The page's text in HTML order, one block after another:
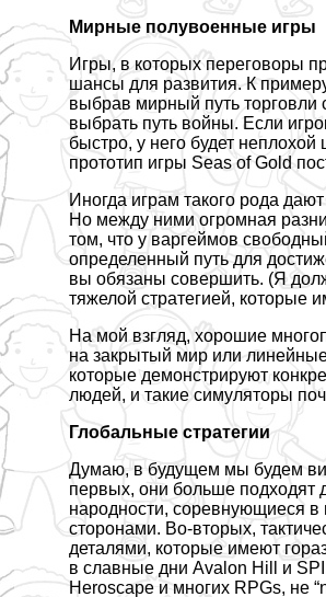
Мирные полувоенные игры
Игры, в которых переговоры
шансы для развития. К
выбрав мирный путь торговли
выбрать путь войны. Если
быстро, у него будет
прототип игры Seas of Gold
Иногда играм такого рода
Но между ними огромная
том, что у варгeймов
определенный путь для
вы обязаны совершить. (Я
тяжелой стратегией, которые
На мой взгляд, хорошие
на закрытый мир или
которые демонстрируют
людей, и такие симуляторы
Глобальные стратегии
Думаю, в будущем мы будем
первых, они больше подходят
народности, соревнующиеся в
сторонами. Во-вторых,
деталями, которые имеют
в славные дни Avalon Hill и
Heroscape и многих RPGs, не